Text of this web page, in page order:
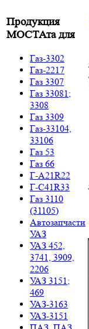
Продукция
МОСТАта для
Газ-3302
Газ-2217
Газ 3307
Газ 33081;
3308
Газ 3309
Газ-33104,
33106
Газ 53
Газ 66
Г-A21R22
Г-C41R33
Газ 3110
(31105)
Автозапчасти
УАЗ
УАЗ 452,
3741, 3909,
2206
УАЗ 3151;
469
УАЗ-3163
УАЗ-3151